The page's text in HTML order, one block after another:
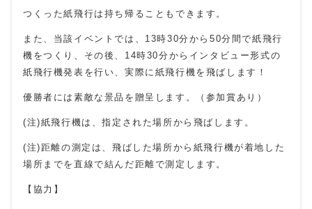
つくった紙飛行は持ち帰ることもできます。
また、当該イベントでは、13時30分から50分間で紙飛行
機をつくり、その後、14時30分からインタビュー形式の
紙飛行機発表を行い、実際に紙飛行機を飛ばします！
優勝者には素敵な景品を贈呈します。（参加賞あり）
(注)紙飛行機は、指定された場所から飛ばします。
(注)距離の測定は、飛ばした場所から紙飛行機が着地した
場所までを直線で結んだ距離で測定します。
【協力】